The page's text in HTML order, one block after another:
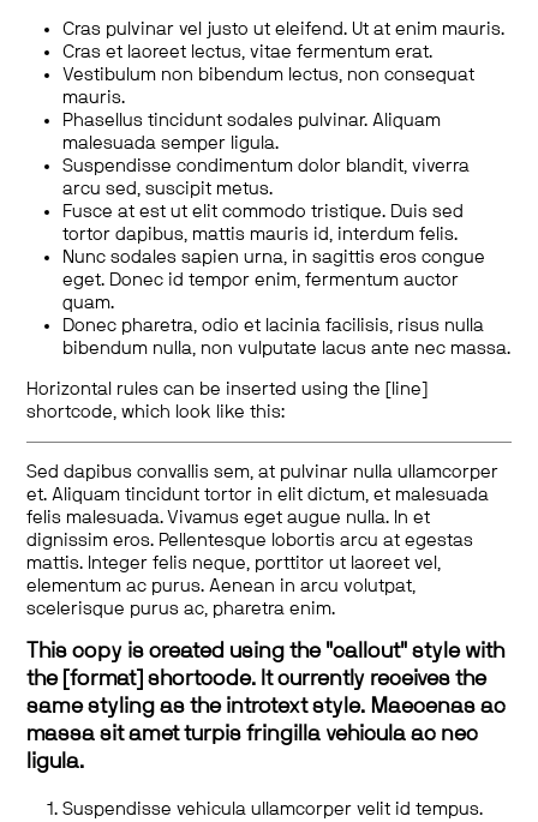
Cras pulvinar vel justo ut eleifend. Ut at enim mauris.
Cras et laoreet lectus, vitae fermentum erat.
Vestibulum non bibendum lectus, non consequat
mauris.
Phasellus tincidunt sodales pulvinar. Aliquam
malesuada semper ligula.
Suspendisse condimentum dolor blandit, viverra
arcu sed, suscipit metus.
Fusce at est ut elit commodo tristique. Duis sed
tortor dapibus, mattis mauris id, interdum felis.
Nunc sodales sapien urna, in sagittis eros congue
eget. Donec id tempor enim, fermentum auctor
quam.
Donec pharetra, odio et lacinia facilisis, risus nulla
bibendum nulla, non vulputate lacus ante nec massa.
Horizontal rules can be inserted using the [line]
shortcode, which look like this:
Sed dapibus convallis sem, at pulvinar nulla ullamcorper
et. Aliquam tincidunt tortor in elit dictum, et malesuada
felis malesuada. Vivamus eget augue nulla. In et
dignissim eros. Pellentesque lobortis arcu at egestas
mattis. Integer felis neque, porttitor ut laoreet vel,
elementum ac purus. Aenean in arcu volutpat,
scelerisque purus ac, pharetra enim.
This copy is created using the "callout" style with
the [format] shortcode. It currently receives the
same styling as the introtext style. Maecenas ac
massa sit amet turpis fringilla vehicula ac nec
ligula.
Suspendisse vehicula ullamcorper velit id tempus.